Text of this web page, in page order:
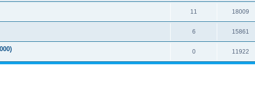
11 18009
6 15861
0 11922